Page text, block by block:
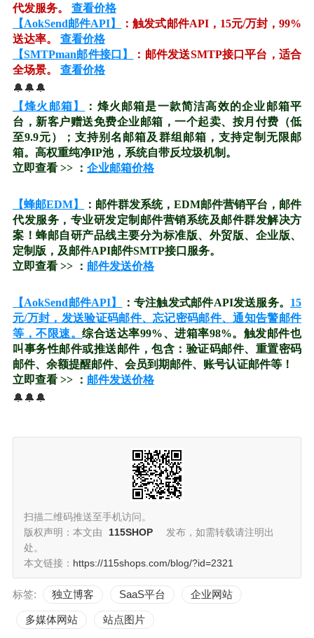
代发服务。 查看价格
【AokSend邮件API】
：触发式邮件API，15元/万封，99%
送达率。 查看价格
【SMTPman邮件接口】
：邮件发送SMTP接口平台，适合
全场景。 查看价格
🔔🔔🔔
【烽火邮箱】
：烽火邮箱是一款简洁高效的企业邮箱平
台，新客户赠送免费企业邮箱，一个起卖、按月付费（低
至9.9元）；支持别名邮箱及群组邮箱，支持定制无限邮
箱。高权重纯净IP池，系统自带反垃圾机制。
立即查看 >> ： 企业邮箱价格
【蜂邮EDM】
：邮件群发系统，EDM邮件营销平台，邮件
代发服务，专业研发定制邮件营销系统及邮件群发解决方
案！蜂邮自研产品线主要分为标准版、外贸版、企业版、
定制版，及邮件API邮件SMTP接口服务。
立即查看 >> ： 邮件发送价格
【AokSend邮件API】 ：专注触发式邮件API发送服务。 15
元/万封，发送验证码邮件、忘记密码邮件、通知告警邮件
等，不限速。综合送达率99%、进箱率98%。触发邮件也
叫事务性邮件或推送邮件，包含：验证码邮件、重置密码
邮件、余额提醒邮件、会员到期邮件、账号认证邮件等！
立即查看 >> ： 邮件发送价格
🔔🔔🔔
扫描二维码推送至手机访问。
版权声明：本文由
115SHOP
发布，如需转载请注明出
处。
本文链接： https://115shops.com/blog/?id=2321
标签: 独立博客 SaaS平台 企业网站
多媒体网站 站点图片